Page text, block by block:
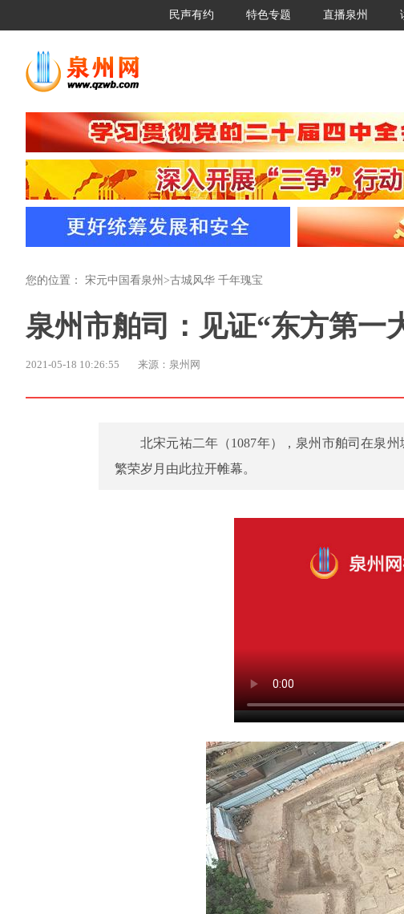
民声有约 特色专题 直播泉州
您的位置： 宋元中国看泉州 >古城风华 千年瑰宝
泉州市舶司：见证“东方第一
2021-05-18 10:26:55 来源：泉州网
北宋元祐二年（1087年），泉州市舶司在泉
繁荣岁月由此拉开帷幕。